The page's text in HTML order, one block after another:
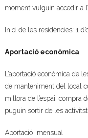
moment vulguin accedir a
Inici de les residències: 1
Aportació econòmica
L’aportació econòmica de
de manteniment del local
millora de l’espai, compra
puguin sortir de les
Aportació mensual